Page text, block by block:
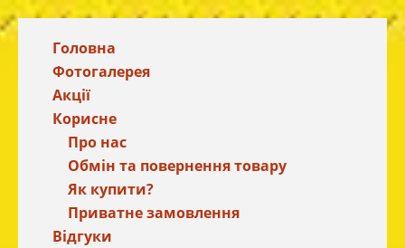
Головна
Фотогалерея
Акції
Корисне
Про нас
Обмін та повернення товару
Як купити?
Приватне замовлення
Відгуки